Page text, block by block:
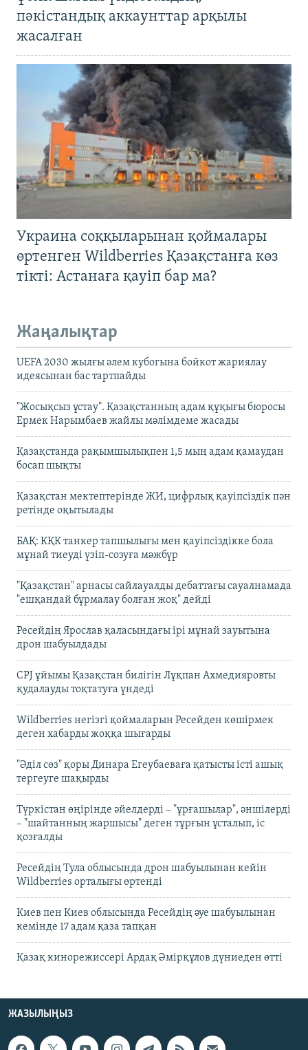
пәкістандық аккаунттар арқылы
жасалған
Украина соққыларынан қоймалары
өртенген Wildberries Қазақстанға көз
тікті: Астанаға қауіп бар ма?
Жаңалықтар
UEFA 2030 жылғы әлем кубогына бойкот жариялау
идеясынан бас тартпайды
"Жосықсыз ұстау". Қазақстанның адам құқығы бюросы
Ермек Нарымбаев жайлы мәлімдеме жасады
Қазақстанда рақымшылықпен 1,5 мың адам қамаудан
босап шықты
Қазақстан мектептерінде ЖИ, цифрлық қауіпсіздік пән
ретінде оқытылады
БАҚ: КҚК танкер тапшылығы мен қауіпсіздікке бола
мұнай тиеуді үзіп-созуға мәжбүр
"Қазақстан" арнасы сайлауалды дебаттағы сауалнамада
"ешқандай бұрмалау болған жоқ" дейді
Ресейдің Ярослав қаласындағы ірі мұнай зауытына
дрон шабуылдады
CPJ ұйымы Қазақстан билігін Лұқпан Ахмедияровты
қудалауды тоқтатуға үндеді
Wildberries негізгі қоймаларын Ресейден көшірмек
деген хабарды жоққа шығарды
"Әділ сөз" қоры Динара Егеубаеваға қатысты істі ашық
тергеуге шақырды
Түркістан өңірінде әйелдерді – "ұрғашылар", әншілерді
– "шайтанның жаршысы" деген тұрғын ұсталып, іс
қозғалды
Ресейдің Тула облысында дрон шабуылынан кейін
Wildberries орталығы өртенді
Киев пен Киев облысында Ресейдің әуе шабуылынан
кемінде 17 адам қаза тапқан
Қазақ кинорежиссері Ардақ Әмірқұлов дүниеден өтті
ЖАЗЫЛЫҢЫЗ